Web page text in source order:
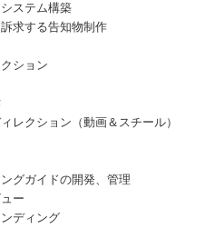
ステム構築
求する告知物制作
ション
レクション（動画＆スチール）
グガイドの開発、管理
ー
ディング